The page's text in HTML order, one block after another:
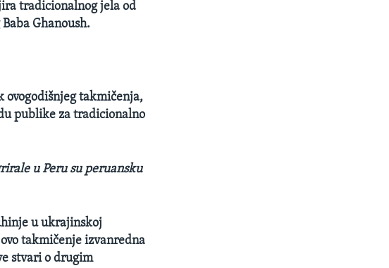
tradicionalnog jela od
Ghanoush.
ovogodišnjeg takmičenja,
publike za tradicionalno
u Peru su peruansku
u ukrajinskoj
takmičenje izvanredna
stvari o drugim